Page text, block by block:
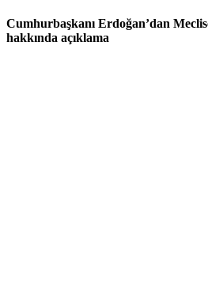
Cumhurbaşkanı Erdoğan’dan
hakkında açıklama